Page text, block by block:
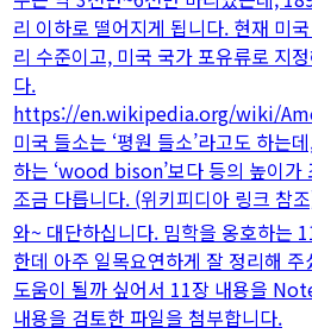
리 이하로 떨어지게 됩니다. 현재 미
리 수준이고, 미국 국가 포유류로 지
다.
https://en.wikipedia.org/wiki/
미국 들소는 ‘평원 들소’라고도 하는
하는 ‘wood bison’보다 등의 높이가
조금 다릅니다. (위키피디아 링크 참
와~ 대단하십니다. 밈학을 옹호하는
한데 아주 일목요연하게 잘 정리해
도움이 될까 싶어서 11장 내용을
내용을 검토한 파일을 첨부합니다.